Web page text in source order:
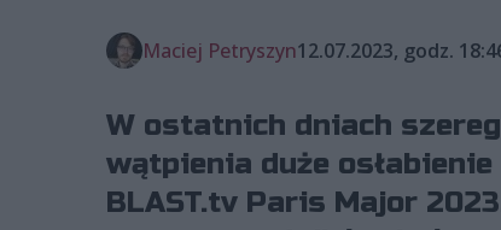
Maciej Petryszyn12.07.2023, godz.
W ostatnich dniach
wątpienia duże
BLAST.tv Paris Major